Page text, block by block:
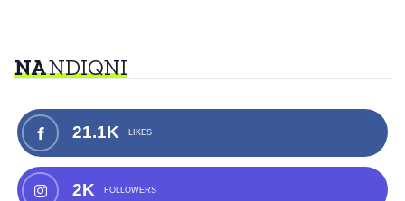
NANDIQNI
21.1K LIKES
2K FOLLOWERS